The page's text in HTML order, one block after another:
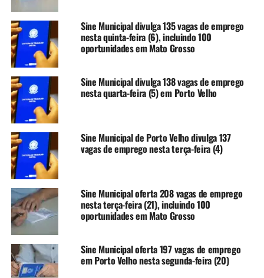
Sine Municipal divulga 135 vagas de emprego
nesta quinta-feira (6), incluindo 100
oportunidades em Mato Grosso
Sine Municipal divulga 138 vagas de emprego
nesta quarta-feira (5) em Porto Velho
Sine Municipal de Porto Velho divulga 137
vagas de emprego nesta terça-feira (4)
Sine Municipal oferta 208 vagas de emprego
nesta terça-feira (21), incluindo 100
oportunidades em Mato Grosso
Sine Municipal oferta 197 vagas de emprego
em Porto Velho nesta segunda-feira (20)